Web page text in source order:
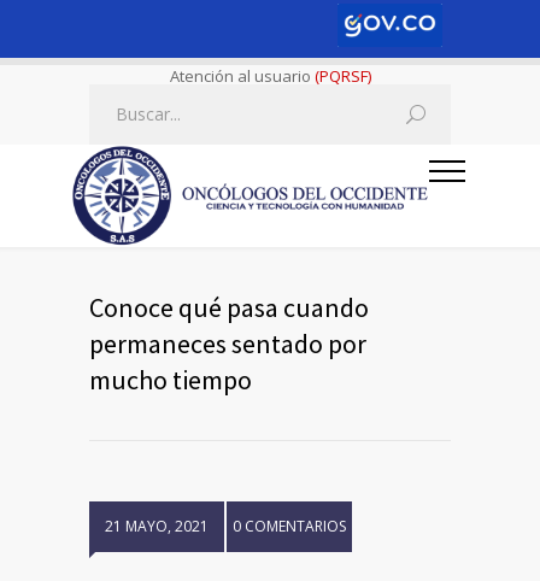
Atención al usuario (PQRSF)
Conoce qué pasa cuando
permaneces sentado por
mucho tiempo
21 MAYO, 2021 0 COMENTARIOS